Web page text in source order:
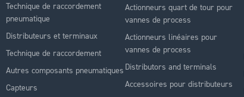
Technique de raccordement
pneumatique
Distributeurs et terminaux
Technique de raccordement
Autres composants pneumatiques
Capteurs
Actionneurs quart de tour pour
vannes de process
Actionneurs linéaires pour
vannes de process
Distributors and terminals
Accessoires pour distributeurs